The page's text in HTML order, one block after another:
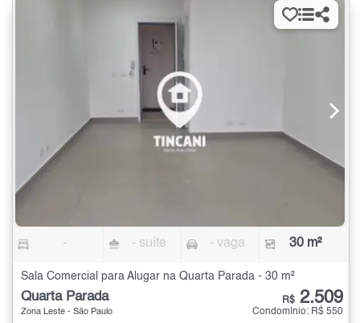
- - suíte - vaga 30 m²
Sala Comercial para Alugar na Quarta Parada - 30 m²
Quarta Parada
Zona Leste - São Paulo
R$ 2.509
Condomínio: R$ 550